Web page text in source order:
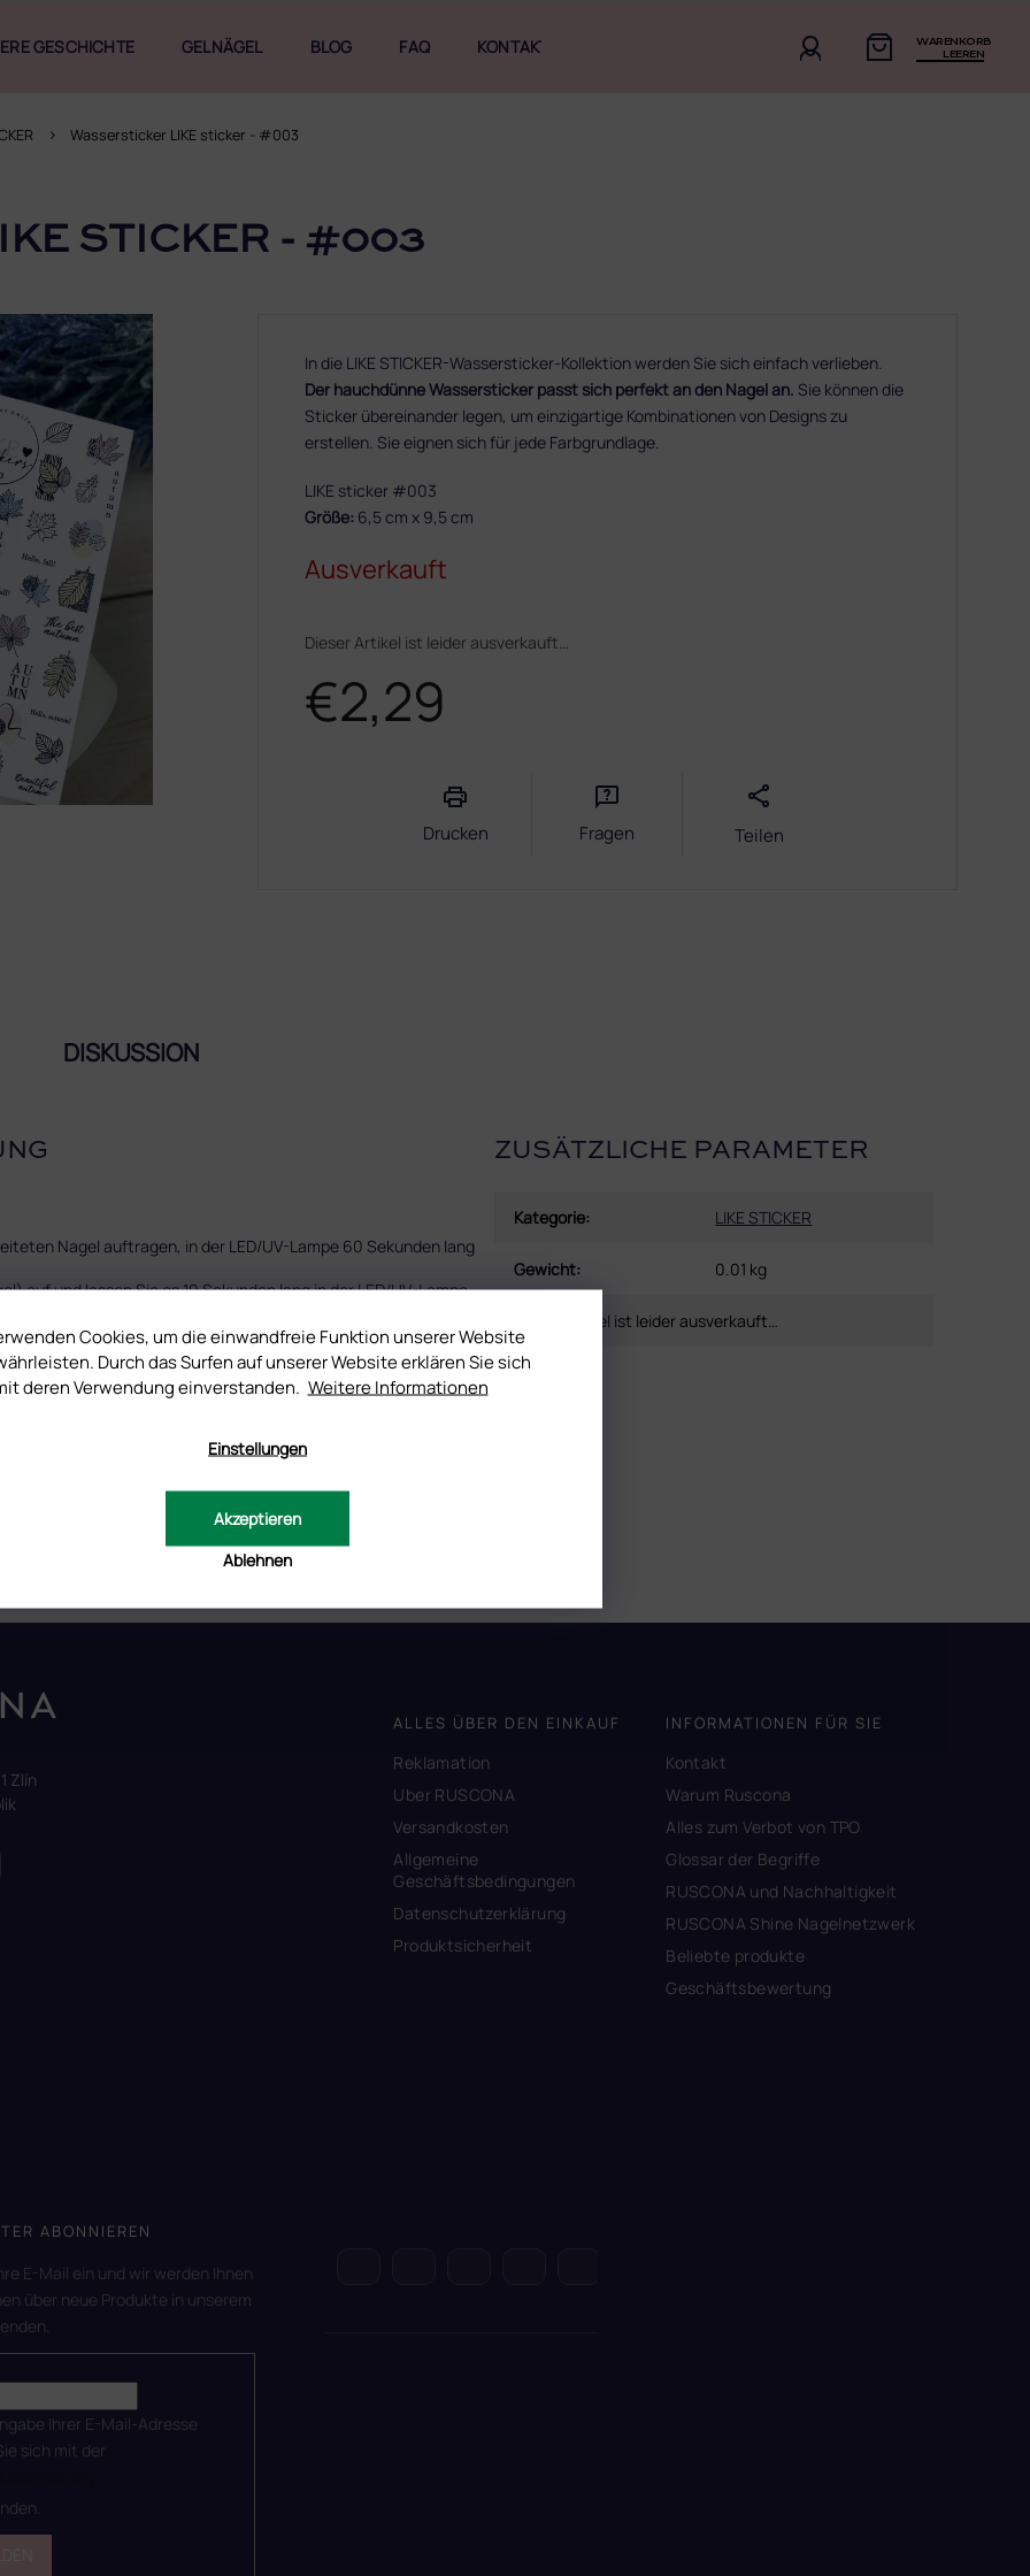
Cookies, um die einwandfreie Funktion unserer Website
Durch das Surfen auf unserer Website erklären Sie sich
deren Verwendung einverstanden. Weitere Informationen
Einstellungen
Ablehnen
Akzeptieren
WARENKORB
LEEREN
GESCHICHTE GELNÄGEL BLOG FAQ KONTAKT
Wassersticker LIKE sticker - #003
STICKER - #003
€2,29
Ausverkauft
Dieser Artikel ist leider ausverkauft…
In die LIKE STICKER-Wassersticker-Kollektion werden Sie sich einfach verlieben.
Der hauchdünne Wassersticker passt sich perfekt an den Nagel an. Sie können die
Sticker übereinander legen, um einzigartige Kombinationen von Designs zu
erstellen. Sie eignen sich für jede Farbgrundlage.
LIKE sticker #003
Größe: 6,5 cm x 9,5 cm
Drucken Fragen Teilen
DISKUSSION
Nagel auftragen, in der LED/UV-Lampe 60 Sekunden lang
auf und lassen Sie es 10 Sekunden lang in der LED/UV-Lampe
um den Rand herum aus.
mit der Papierseite nach unten.
um das Motiv zu übertragen. Entfernen Sie zuerst die
Nagel.
Wasser und Luftblasen. Sie können PRIMER ACID
LED/UV-Lampe 120 Sekunden lang polymerisieren.
Ort bei Zimmertemperatur. Das Mindesthaltbarkeitsdatum ist
Arbeit mit uns auf Instagram RUSCONA_DE oder STICKNI.TO.
ZUSÄTZLICHE PARAMETER
Kategorie: LIKE STICKER
Gewicht: 0.01 kg
Dieser Artikel ist leider ausverkauft…
Zlín
ALLES ÜBER DEN EINKAUF
Reklamation
Uber RUSCONA
Versandkosten
Allgemeine
Geschäftsbedingungen
Datenschutzerklärung
Produktsicherheit
INFORMATIONEN FÜR SIE
Kontakt
Warum Ruscona
Alles zum Verbot von TPO
Glossar der Begriffe
RUSCONA und Nachhaltigkeit
RUSCONA Shine Nagelnetzwerk
Beliebte produkte
Geschäftsbewertung
ABONNIEREN
E-Mail ein und wir werden Ihnen
über neue Produkte in unserem
Ihrer E-Mail-Adresse
sich mit der